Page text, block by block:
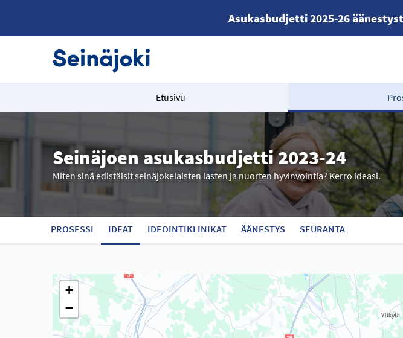
Asukasbudjetti 2025-26
Etusivu
Seinäjoen asukasbudjetti 2023-24
Miten sinä edistäisit seinäjokelaisten lasten ja nuorten hyvinvointia? Kerro ideasi.
PROSESSI IDEAT IDEOINTIKLINIKAT ÄÄNESTYS SEURANTA
Seuraavassa elementissä on kartta, joka esittää tämän sivun tietueet karttapisteinä.
+
−